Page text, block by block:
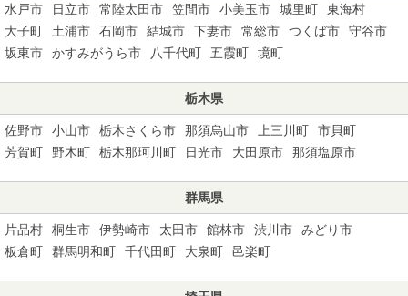
水戸市 日立市 常陸太田市 笠間市 小美玉市 城里町
東海村
大子町
土浦市 石岡市 結城市 下妻市 常総市 つくば市
守谷市
坂東市
かすみがうら市 八千代町 五霞町 境町
栃木県
佐野市 小山市 栃木さくら市 那須烏山市 上三川町
市貝町
芳賀町
野木町 栃木那珂川町 日光市 大田原市 那須塩原市
群馬県
片品村 桐生市 伊勢崎市 太田市 館林市 渋川市
みどり市
板倉町
群馬明和町 千代田町 大泉町 邑楽町